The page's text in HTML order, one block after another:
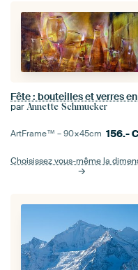
par Annette Schmucker
ArtFrame™ –90×45cm 156.-
Choisissez vous-même la